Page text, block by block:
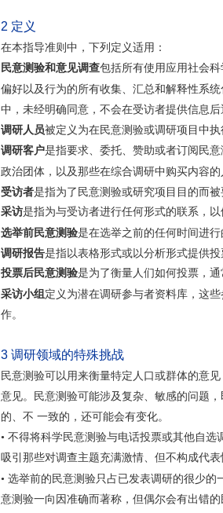
2 定义
在本指导准则中，下列定义适用：
民意测验和意见调查包括所有使用应用社会
偏好以及行为的所有收集、汇总和解释性系
中，未经明确同意，不会在受访者提供信息
调研人员被定义为在民意测验或调研项目中
调研客户是指要求、委托、赞助或者订阅民
政治团体，以及那些在综合调研中购买内容的
受访者是指为了民意测验或研究项目目的而
采访是指为与受访者进行任何形式的联系，以
选举前民意测验是在选举之前的任何时间进
调研报告是指以表格形式或以分析形式提供
投票后民意测验是为了衡量人们如何投票，通
采访小组 定义为潜在调研参与者资料库，这
作。
3 调研领域的特殊挑战
民意测验可以用来衡量特定人口或群体的意
意见。民意测验可能涉及复杂、敏感的问题
的、不 一致的，还可能会有变化。
• 不得将科学民意测验与电话投票或其他自
吸引那些对调查主题充满激情、但不构成代表
• 选举前的民意测验只占已发表调研的很少
意测验一向因准确而著称，但偶尔会有出错